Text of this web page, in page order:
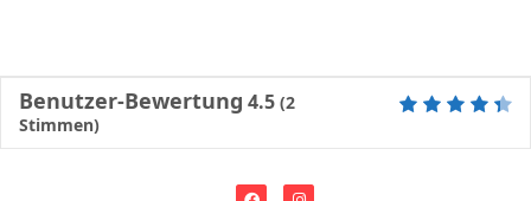
Benutzer-Bewertung 4.5 (2
Stimmen)